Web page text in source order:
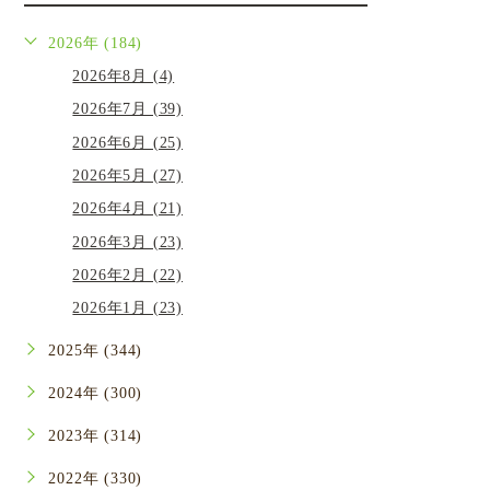
2026年 (184)
2026年8月 (4)
2026年7月 (39)
2026年6月 (25)
2026年5月 (27)
2026年4月 (21)
2026年3月 (23)
2026年2月 (22)
2026年1月 (23)
2025年 (344)
2024年 (300)
2023年 (314)
2022年 (330)